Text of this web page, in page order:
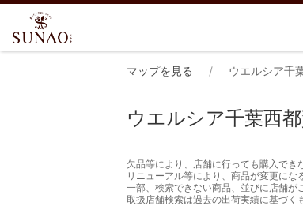
マップを見る ウエルシア千
ウエルシア千葉西
欠品等により、店舗に行っても購入でき
リニューアル等により、商品が変更にな
一部、検索できない商品、並びに店舗が
取扱店舗検索は過去の出荷実績に基づく